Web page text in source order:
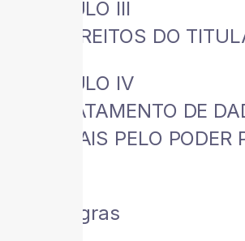
CAPÍTULO III
DOS DIREITOS DO
CAPÍTULO IV
DO TRATAMENTO DE
PESSOAIS PELO PODER
Das Regras